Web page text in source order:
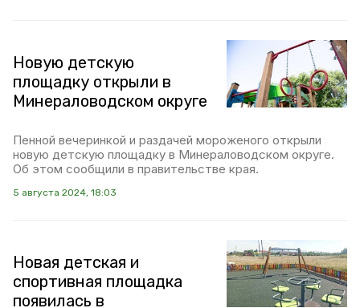
Новую детскую
площадку открыли в
Минераловодском округе
Пенной вечеринкой и раздачей мороженого открыли
новую детскую площадку в Минераловодском округе.
Об этом сообщили в правительстве края.
5 августа 2024, 18:03
Новая детская и
спортивная площадка
появилась в